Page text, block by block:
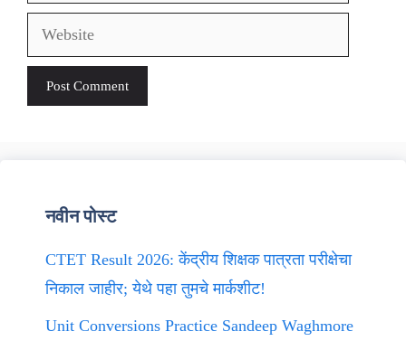
Website
नवीन पोस्ट
CTET Result 2026: केंद्रीय शिक्षक पात्रता परीक्षेचा
निकाल जाहीर; येथे पहा तुमचे मार्कशीट!
Unit Conversions Practice Sandeep Waghmore